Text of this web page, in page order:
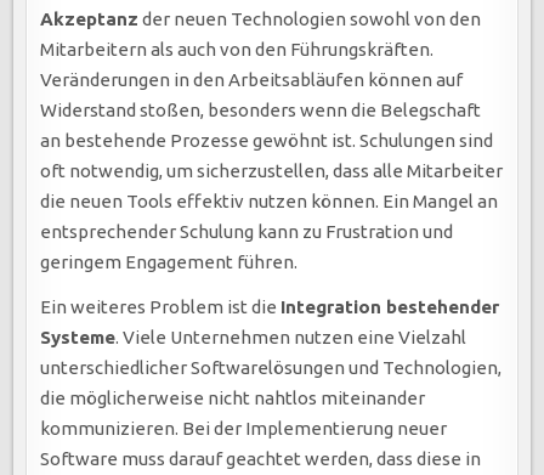
Akzeptanz der neuen Technologien sowohl von den
Mitarbeitern als auch von den Führungskräften.
Veränderungen in den Arbeitsabläufen können auf
Widerstand stoßen, besonders wenn die Belegschaft
an bestehende Prozesse gewöhnt ist. Schulungen sind
oft notwendig, um sicherzustellen, dass alle Mitarbeiter
die neuen Tools effektiv nutzen können. Ein Mangel an
entsprechender Schulung kann zu Frustration und
geringem Engagement führen.
Ein weiteres Problem ist die Integration bestehender
Systeme. Viele Unternehmen nutzen eine Vielzahl
unterschiedlicher Softwarelösungen und Technologien,
die möglicherweise nicht nahtlos miteinander
kommunizieren. Bei der Implementierung neuer
Software muss darauf geachtet werden, dass diese in